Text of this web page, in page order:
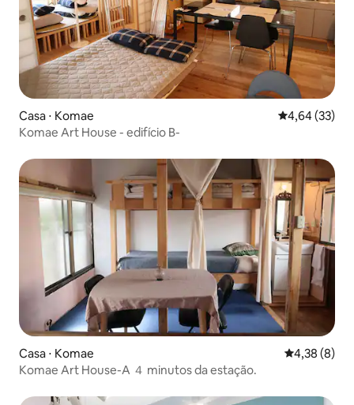
Casa ⋅ Komae 4,64 de uma
4,64 (33)
Komae Art House - edifício B-
Casa ⋅ Komae 4,38 de uma
4,38 (8)
Komae Art House-A ４ minutos da estação.